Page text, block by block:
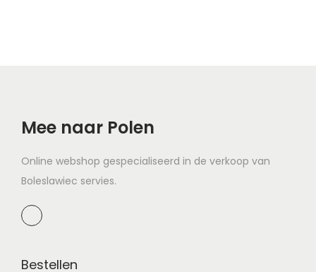
Mee naar Polen
Online webshop gespecialiseerd in de verkoop van
Boleslawiec servies.
Bestellen